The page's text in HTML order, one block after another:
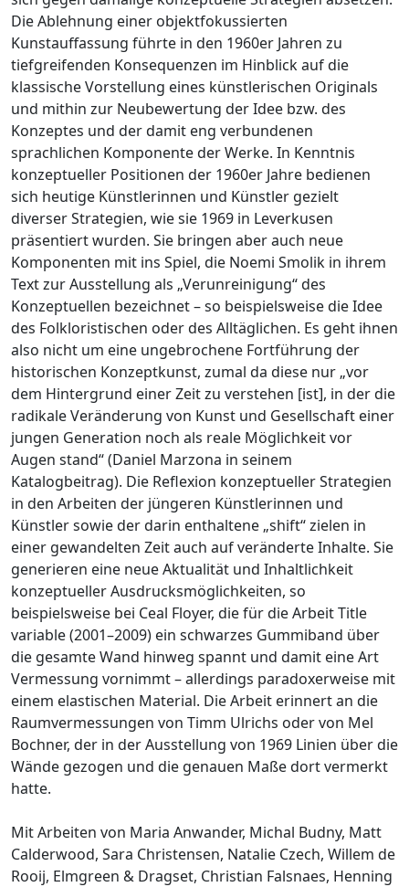
Die Ablehnung einer objektfokussierten
Kunstauffassung führte in den 1960er Jahren zu
tiefgreifenden Konsequenzen im Hinblick auf die
klassische Vorstellung eines künstlerischen Originals
und mithin zur Neubewertung der Idee bzw. des
Konzeptes und der damit eng verbundenen
sprachlichen Komponente der Werke. In Kenntnis
konzeptueller Positionen der 1960er Jahre bedienen
sich heutige Künstlerinnen und Künstler gezielt
diverser Strategien, wie sie 1969 in Leverkusen
präsentiert wurden. Sie bringen aber auch neue
Komponenten mit ins Spiel, die Noemi Smolik in ihrem
Text zur Ausstellung als „Verunreinigung“ des
Konzeptuellen bezeichnet – so beispielsweise die Idee
des Folkloristischen oder des Alltäglichen. Es geht ihnen
also nicht um eine ungebrochene Fortführung der
historischen Konzeptkunst, zumal da diese nur „vor
dem Hintergrund einer Zeit zu verstehen [ist], in der die
radikale Veränderung von Kunst und Gesellschaft einer
jungen Generation noch als reale Möglichkeit vor
Augen stand“ (Daniel Marzona in seinem
Katalogbeitrag). Die Reflexion konzeptueller Strategien
in den Arbeiten der jüngeren Künstlerinnen und
Künstler sowie der darin enthaltene „shift“ zielen in
einer gewandelten Zeit auch auf veränderte Inhalte. Sie
generieren eine neue Aktualität und Inhaltlichkeit
konzeptueller Ausdrucksmöglichkeiten, so
beispielsweise bei Ceal Floyer, die für die Arbeit Title
variable (2001–2009) ein schwarzes Gummiband über
die gesamte Wand hinweg spannt und damit eine Art
Vermessung vornimmt – allerdings paradoxerweise mit
einem elastischen Material. Die Arbeit erinnert an die
Raumvermessungen von Timm Ulrichs oder von Mel
Bochner, der in der Ausstellung von 1969 Linien über die
Wände gezogen und die genauen Maße dort vermerkt
hatte.
Mit Arbeiten von Maria Anwander, Michal Budny, Matt
Calderwood, Sara Christensen, Natalie Czech, Willem de
Rooij, Elmgreen & Dragset, Christian Falsnaes, Henning